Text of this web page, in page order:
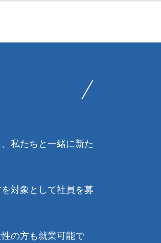
私たちと一緒に新た
対象として社員を募
の方も就業可能で